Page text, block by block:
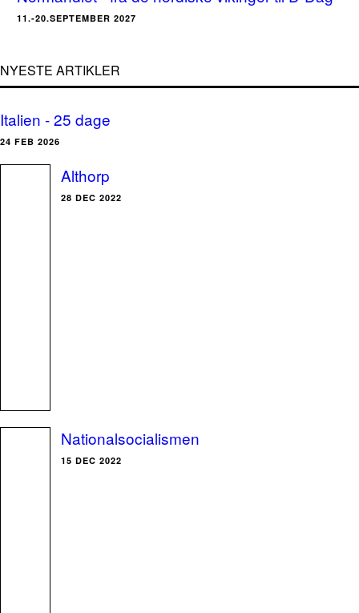
11.-20.SEPTEMBER 2027
NYESTE ARTIKLER
Italien - 25 dage
24 FEB 2026
Althorp
28 DEC 2022
Nationalsocialismen
15 DEC 2022